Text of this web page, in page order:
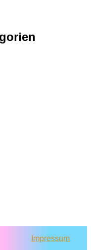
Impressum